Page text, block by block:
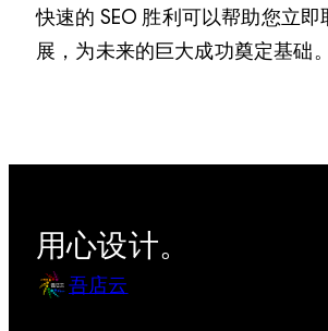
快速的 SEO 胜利可以帮助您立
展，为未来的巨大成功奠定基础。
用心设计。
吾店云